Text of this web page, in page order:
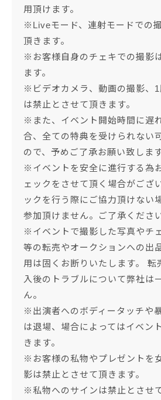
用頂けます。
※Liveモード、連射モードでの
頂きます。
※お客様自身のチェキでの撮影
ます。
※ビデオカメラ、動画の撮影、
は禁止とさせて頂きます。
※また、イベント開始時間に遅
合、全ての特典を受けられない
ので、予めご了承お願い致します
※イベントを安全に進行する為
ェックをさせて頂く場合がござ
ックを行う際にご協力頂けない
参加頂けません。ご了承くださ
※イベントで撮影した写真やチ
等の転売やオークションへの出
用は固くお断りいたします。 転
入後のトラブルについて弊社は
ん。
※出演者へのボディータッチや
は退場、場合によってはイベン
きます。
※お客様の私物やプレゼントを
影は禁止とさせて頂きます。
※私物へのサインは禁止とさせ